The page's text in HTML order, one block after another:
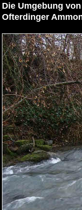
Die Umgebung
Ofterdinger